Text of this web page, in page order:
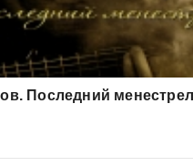
Последний